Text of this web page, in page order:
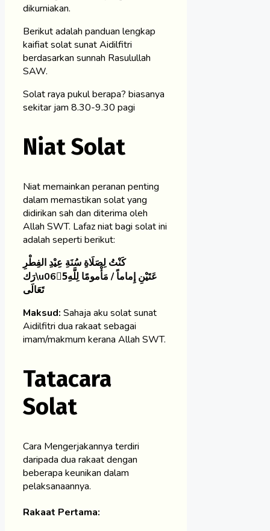
dikurniakan.
Berikut adalah panduan lengkap
kaifiat solat sunat Aidilfitri
berdasarkan sunnah Rasulullah
SAW.
Solat raya pukul berapa? biasanya
sekitar jam 8.30-9.30 pagi
Niat Solat
Niat memainkan peranan penting
dalam memastikan solat yang
didirikan sah dan diterima oleh
Allah SWT. Lafaz niat bagi solat ini
adalah seperti berikut:
كَنْتُ لِصَلَاةِ سُنَةِ عِيْدِ الفِطْرِ
رَك\u065ْعَتَيْنِ إِماماً / مَأْمومًا لِلَّهِ
تَعَالَى
Maksud: Sahaja aku solat sunat
Aidilfitri dua rakaat sebagai
imam/makmum kerana Allah SWT.
Tatacara
Solat
Cara Mengerjakannya terdiri
daripada dua rakaat dengan
beberapa keunikan dalam
pelaksanaannya.
Rakaat Pertama: